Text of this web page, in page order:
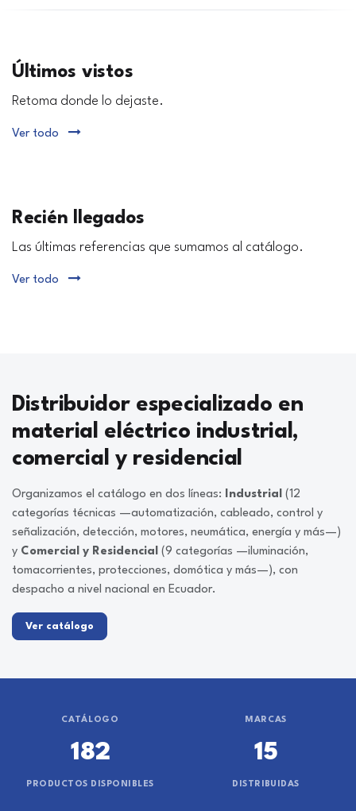
Últimos vistos
Retoma donde lo dejaste.
Ver todo
Recién llegados
Las últimas referencias que sumamos al catálogo.
Ver todo
Distribuidor especializado en
material eléctrico industrial,
comercial y residencial
Organizamos el catálogo en dos líneas: Industrial (12
categorías técnicas —automatización, cableado, control y
señalización, detección, motores, neumática, energía y más—)
y Comercial y Residencial (9 categorías —iluminación,
tomacorrientes, protecciones, domótica y más—), con
despacho a nivel nacional en Ecuador.
Ver catálogo
CATÁLOGO
182
PRODUCTOS DISPONIBLES
MARCAS
15
DISTRIBUIDAS